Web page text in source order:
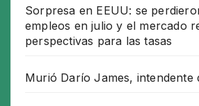
Sorpresa en EEUU: se
empleos en julio y el mercado
perspectivas para las tasas
Murió Darío James, intendente